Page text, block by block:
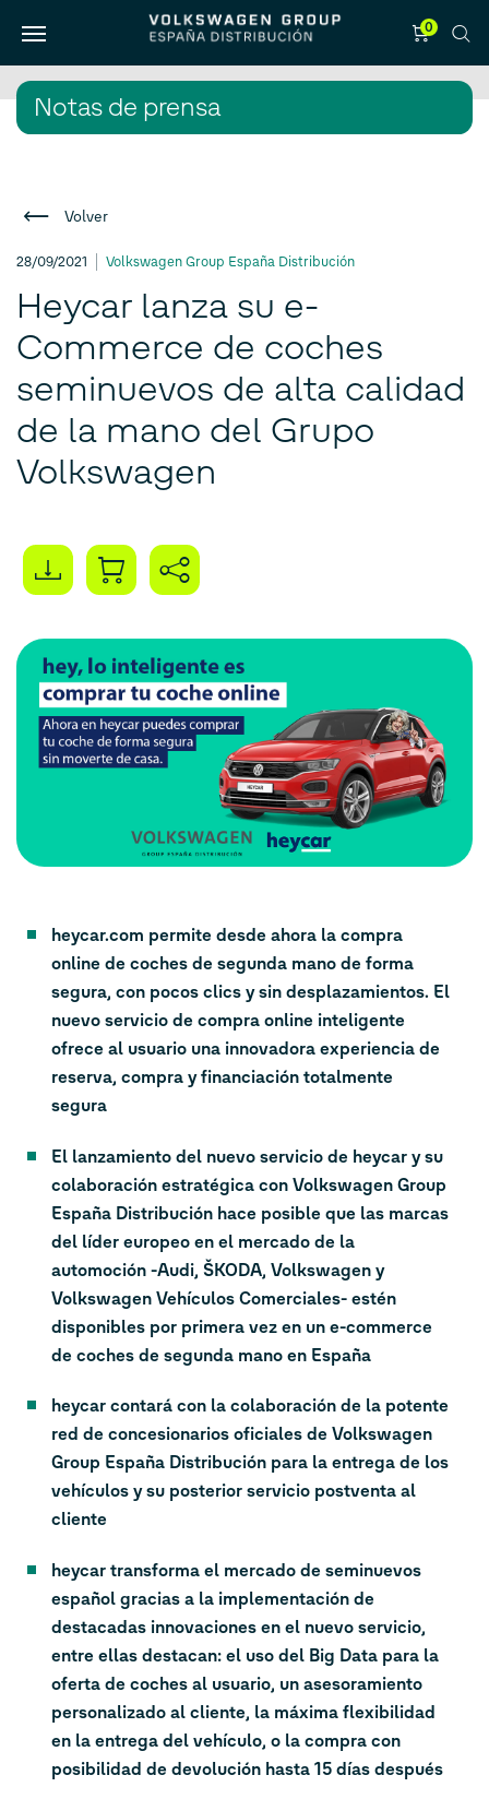
0
Notas de prensa
Volver
28/09/2021 Volkswagen Group España Distribución
Heycar lanza su e-
Commerce de coches
seminuevos de alta calidad
de la mano del Grupo
Volkswagen
heycar.com permite desde ahora la compra
online de coches de segunda mano de forma
segura, con pocos clics y sin desplazamientos. El
nuevo servicio de compra online inteligente
ofrece al usuario una innovadora experiencia de
reserva, compra y financiación totalmente
segura
El lanzamiento del nuevo servicio de heycar y su
colaboración estratégica con Volkswagen Group
España Distribución hace posible que las marcas
del líder europeo en el mercado de la
automoción -Audi, ŠKODA, Volkswagen y
Volkswagen Vehículos Comerciales- estén
disponibles por primera vez en un e-commerce
de coches de segunda mano en España
heycar contará con la colaboración de la potente
red de concesionarios oficiales de Volkswagen
Group España Distribución para la entrega de los
vehículos y su posterior servicio postventa al
cliente
heycar transforma el mercado de seminuevos
español gracias a la implementación de
destacadas innovaciones en el nuevo servicio,
entre ellas destacan: el uso del Big Data para la
oferta de coches al usuario, un asesoramiento
personalizado al cliente, la máxima flexibilidad
en la entrega del vehículo, o la compra con
posibilidad de devolución hasta 15 días después